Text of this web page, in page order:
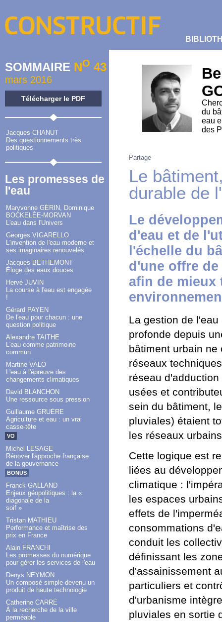
SOMMAIRE NO 43
mars 2016
Télécharger le PDF
Jacques CHANUT
Des questionnements très
politiques
Les promesses de
l'eau
Maryvonne GÉRIN, Dominique
BOCKELÉE-MORVAN
L'eau dans l'Univers
Georges VIGARELLO
L'invention de l'eau moderne et
ses imaginaires renouvelés
Jacques BETHEMONT
Éloge des eaux douces
Hervé JUVIN
La course à l'eau est engagée
!
Gérard PAYEN
De l'eau pour chacun : une
question politique
Alexandre TAITHE
L'eau comme patrimoine
commun
Martine VALO
L'eau à l'épreuve des
changements climatiques
David BLANCHON
Une ressource sous pression
Guillaume GRUÈRE
Agriculture et eau : un vrai
casse-tête
VO
Michel LESAGE
Rénover l'approche française
de la gouvernance
BONUS
Franck GALLAND
Enjeux géopolitiques : la «
diagonale de la
soif »
Tristan MATHIEU
Performance et maîtrise des
prix en France
Alain FRANCHI
Les promesses du numérique
pour gérer les services de l'eau
Denys NEYMON
Un composé simple devenu un
produit de haute technologie
Catherine CARRÉ
À la recherche de la ville
perméable
du
eau
des
Partage
Le
durable de
Le
d'eau et de
l'échelle du
d'une offre
afin de mieux
La gestion de
profonde depuis
bâtiment urbain
réseaux
réseau
usées et
sein du bâtiment,
pluviales) étaient
les réseaux
Cette logique est
liées au
climatique :
les espaces
effets de
consommations
conduit les
définissant les
d'assainissement
particuliers et
d'urbanisme
pluviales en sortie